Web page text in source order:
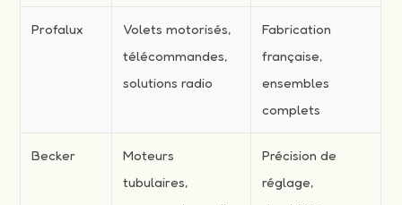
Profalux
Volets motorisés,
télécommandes,
solutions radio
Fabrication
française,
ensembles
complets
Becker
Moteurs
tubulaires,
Précision de
réglage,